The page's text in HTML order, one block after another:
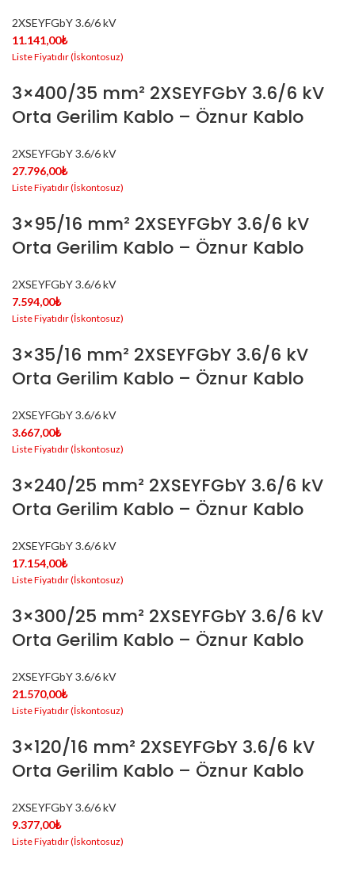
2XSEYFGbY 3.6/6 kV
11.141,00₺
3×400/35 mm² 2XSEYFGbY 3.6/6 kV
Orta Gerilim Kablo – Öznur Kablo
2XSEYFGbY 3.6/6 kV
27.796,00₺
3×95/16 mm² 2XSEYFGbY 3.6/6 kV
Orta Gerilim Kablo – Öznur Kablo
2XSEYFGbY 3.6/6 kV
7.594,00₺
3×35/16 mm² 2XSEYFGbY 3.6/6 kV
Orta Gerilim Kablo – Öznur Kablo
2XSEYFGbY 3.6/6 kV
3.667,00₺
3×240/25 mm² 2XSEYFGbY 3.6/6 kV
Orta Gerilim Kablo – Öznur Kablo
2XSEYFGbY 3.6/6 kV
17.154,00₺
3×300/25 mm² 2XSEYFGbY 3.6/6 kV
Orta Gerilim Kablo – Öznur Kablo
2XSEYFGbY 3.6/6 kV
21.570,00₺
3×120/16 mm² 2XSEYFGbY 3.6/6 kV
Orta Gerilim Kablo – Öznur Kablo
2XSEYFGbY 3.6/6 kV
9.377,00₺